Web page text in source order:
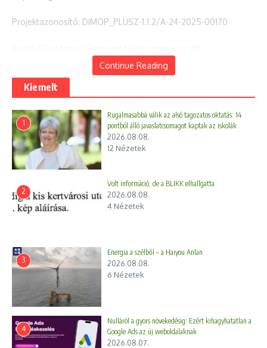
Projektazonosító: DIMOP_PLUSZ-1.1.2/A-24-2025-00170
Közel százezer kiló veszélyes hulladékot rejtettek el
Az alternatív pedagógia válaszokat adhat olyan
problémákra, amelyekkel a közoktatás évtizedek óta küzd
Rézkábelt loptak, több órás kiesést okoztak a vezetékes
kőolajszállításban – fotóval – a Pest Vármegyei
Főügyészség sajtóközleménye
Elhalasztja áramszünettel járó fejlesztései legtöbbjét az
E.ON a tavaszi szünet idején
Jehova Tanúi világméretű kampánya a remény üzenetével
Continue Reading
Kiemelt
1
Rugalmasabbá válik az alsó tagozatos oktatás: 14
pontból álló javaslatcsomagot kaptak az iskolák
2026.08.08.
12 Nézetek
2
Volt információ, de a BLIKK elhallgatta
2026.08.08.
4 Nézetek
3
Energia a szélből – a Haiyou Anlan
2026.08.08.
6 Nézetek
4
Nulláról a gyors növekedésig: Ezért kihagyhatatlan a
Google Ads az új weboldalaknak
2026.08.07.